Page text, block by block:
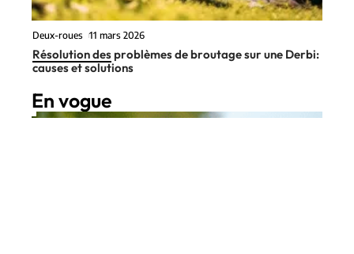
Deux-roues 11 mars 2026
Résolution des problèmes de broutage sur une Derbi:
causes et solutions
En vogue